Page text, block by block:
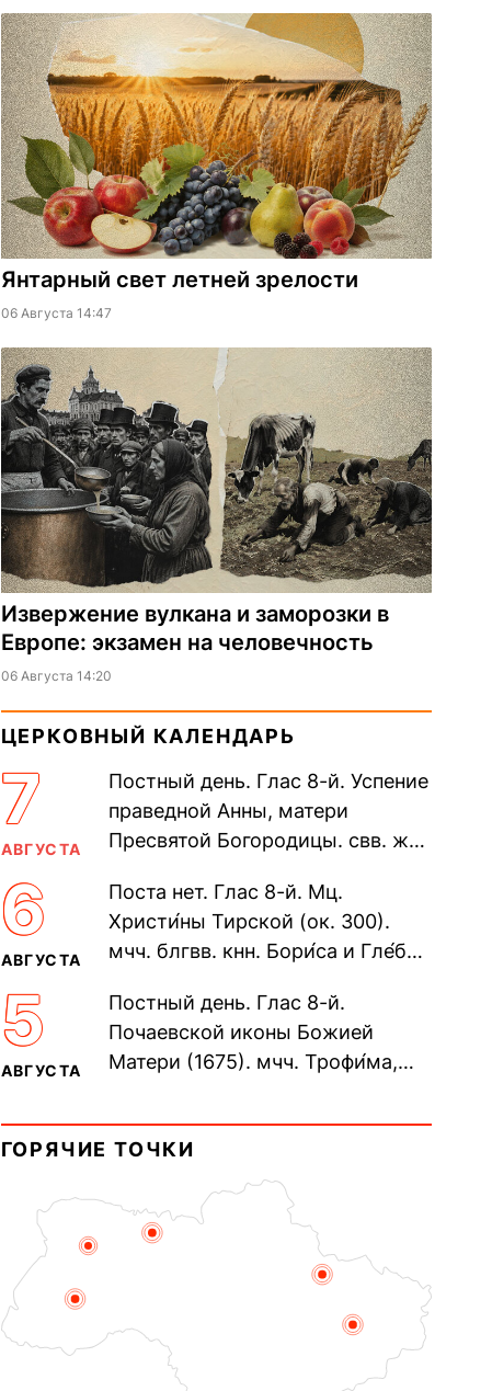
Янтарный свет летней зрелости
06 Августа 14:47
Извержение вулкана и заморозки в
Европе: экзамен на человечность
06 Августа 14:20
ЦЕРКОВНЫЙ КАЛЕНДАРЬ
7
АВГУСТА
Постный день. Глас 8-й. Успение
праведной Анны, матери
Пресвятой Богородицы. свв. жен
прп. Евпракси́и девы,...
6
АВГУСТА
Поста нет. Глас 8-й. Мц.
Христи́ны Тирской (ок. 300).
мчч. блгвв. кнн. Бори́са и Гле́ба,
Дави́да (1015). Прп....
5
АВГУСТА
Постный день. Глас 8-й.
Почаевской иконы Божией
Матери (1675). мчч. Трофи́ма,
мучеников (284–305). прав.
воина Фео́дора...
ГОРЯЧИЕ ТОЧКИ